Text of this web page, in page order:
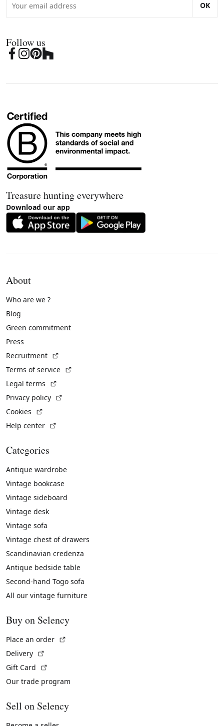
OK
Follow us
Treasure hunting everywhere
Download our app
About
Who are we ?
Blog
Green commitment
Press
Recruitment
Terms of service
Legal terms
Privacy policy
Cookies
Help center
Categories
Antique wardrobe
Vintage bookcase
Vintage sideboard
Vintage desk
Vintage sofa
Vintage chest of drawers
Scandinavian credenza
Antique bedside table
Second-hand Togo sofa
All our vintage furniture
Buy on Selency
Place an order
Delivery
Gift Card
Our trade program
Sell on Selency